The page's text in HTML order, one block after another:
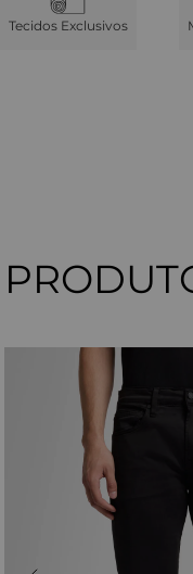
Tecidos Exclusivos